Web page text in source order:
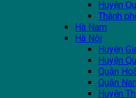
Huyện
Thành
Hà Nam
Hà Nội
Huyện
Huyện
Quận
Quận
Huyện